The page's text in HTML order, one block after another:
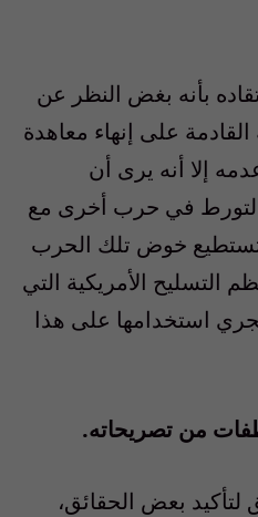
بأنه بغض النظر عن
على إنهاء معاهدة
إلا أنه يرى أن
في حرب أخرى مع
تستطيع خوض تلك الحرب
التسليح الأمريكية التي
استخدامها على هذا
من تصريحاته.
بعض الحقائق،